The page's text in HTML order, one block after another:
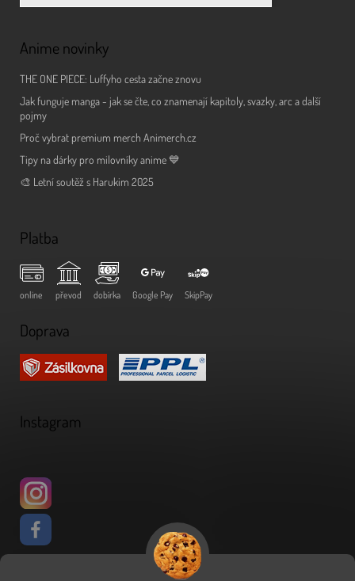
Anime novinky
THE ONE PIECE: Luffyho cesta začne znovu
Jak funguje manga - jak se čte, co znamenají kapitoly, svazky, arc a další
pojmy
Proč vybrat premium merch Animerch.cz
Tipy na dárky pro milovníky anime 💙
🎨 Letní soutěž s Harukim 2025
Platba
online převod dobírka Google Pay SkipPay
Doprava
Instagram